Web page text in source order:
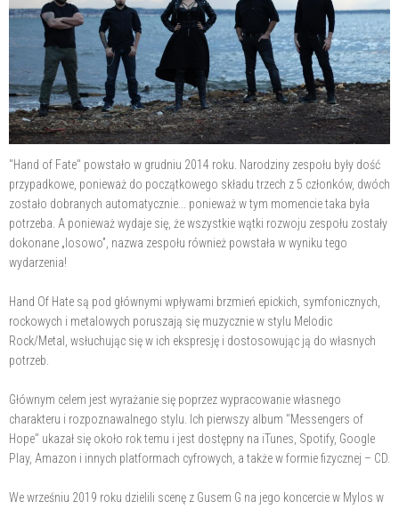
"Hand of Fate" powstało w grudniu 2014 roku. Narodziny zespołu były dość
przypadkowe, ponieważ do początkowego składu trzech z 5 członków, dwóch
zostało dobranych automatycznie... ponieważ w tym momencie taka była
potrzeba. A ponieważ wydaje się, że wszystkie wątki rozwoju zespołu zostały
dokonane „losowo”, nazwa zespołu również powstała w wyniku tego
wydarzenia!
Hand Of Hate są pod głównymi wpływami brzmień epickich, symfonicznych,
rockowych i metalowych poruszają się muzycznie w stylu Melodic
Rock/Metal, wsłuchując się w ich ekspresję i dostosowując ją do własnych
potrzeb.
Głównym celem jest wyrażanie się poprzez wypracowanie własnego
charakteru i rozpoznawalnego stylu. Ich pierwszy album "Messengers of
Hope" ukazał się około rok temu i jest dostępny na iTunes, Spotify, Google
Play, Amazon i innych platformach cyfrowych, a także w formie fizycznej – CD.
We wrześniu 2019 roku dzielili scenę z Gusem G na jego koncercie w Mylos w